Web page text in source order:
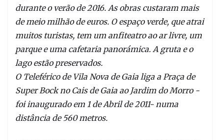
durante o verão de 2016. As obras custaram mais
de meio milhão de euros. O espaço verde, que atrai
muitos turistas, tem um anfiteatro ao ar livre, um
parque e uma cafetaria panorámica. A gruta e o
lago estão preservados.
O Teleférico de Vila Nova de Gaia liga a Praça de
Super Bock no Cais de Gaia ao Jardim do Morro -
foi inaugurado em 1 de Abril de 2011- numa
distância de 560 metros.